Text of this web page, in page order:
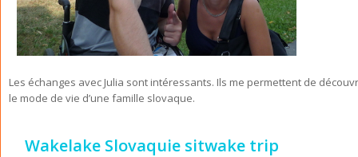
Les échanges avec Julia sont intéressants. Ils me permettent de
le mode de vie d’une famille slovaque.
Wakelake Slovaquie sitwake trip